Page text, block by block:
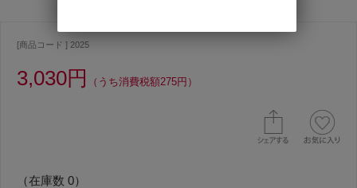
[商品コード ] 2025
3,030円 （うち消費税額275円）
（在庫数 0）